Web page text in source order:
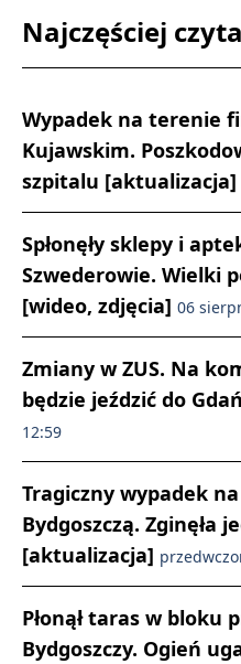
Najczęściej
Wypadek na terenie
Kujawskim.
szpitalu [aktualizacja]
Spłonęły sklepy i
Szwederowie. Wielki
[wideo, zdjęcia] 06
Zmiany w ZUS. Na
będzie jeździć do
12:59
Tragiczny wypadek
Bydgoszczą. Zginęła
[aktualizacja]
Płonął taras w bloku
Bydgoszczy. Ogień